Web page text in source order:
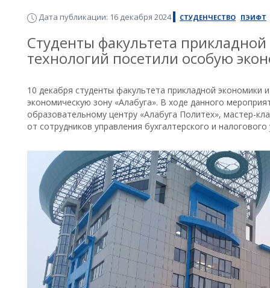
Дата публикации: 16 декабря 2024 СТУДЕНЧЕСТВО ПЭИФТ
Cтуденты факультета
технологий посетили особую
10 декабря студенты факультета прикладной
экономическую зону «Алабуга». В ходе данного
образовательному центру «Алабуга Политех», мастер-
от сотрудников управления бухгалтерского и налогового